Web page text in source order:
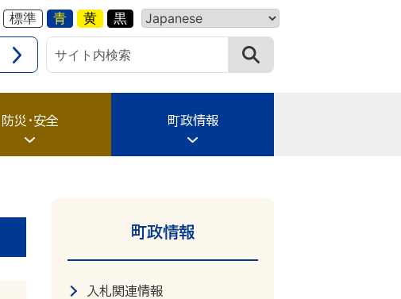
標準 青 黄 黒
防災・安全 町政情報
町政情報
入札関連情報